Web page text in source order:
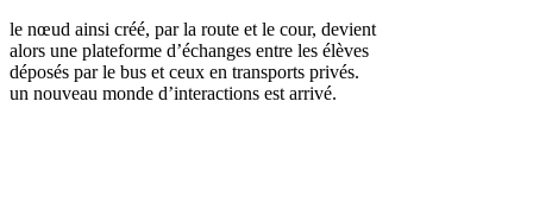
le nœud ainsi créé, par la route et le cour, devient
alors une plateforme d’échanges entre les élèves
déposés par le bus et ceux en transports privés.
un nouveau monde d’interactions est arrivé.